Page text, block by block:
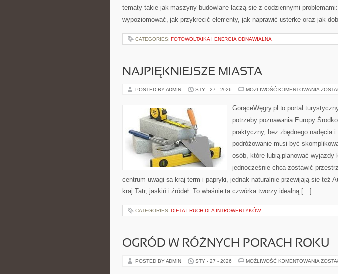
tematy takie jak maszyny budowlane łączą się z codziennymi
wypoziomować, jak przykręcić elementy, jak naprawić usterkę oraz jak
CATEGORIES: FOTOWOLTAIKA I ENERGIA ODNAWIALNA
NAJPIĘKNIEJSZE MIASTA
POSTED BY ADMIN STY - 27 - 2026 MOŻLIWOŚĆ KOMENTOWANIA
GorąceWęgry.pl to portal
potrzeby poznawania Europy
praktyczny, bez zbędnego nadęcia i
podróżowanie musi być
osób, które lubią planować wyjazdy
jednocześnie chcą zostawić
centrum uwagi są kraj term i papryki, jednak naturalnie przewijają się też
kraj Tatr, jaskiń i źródeł. To właśnie ta czwórka tworzy idealną […]
CATEGORIES: DIETA I RUCH DLA INTROWERTYKÓW
OGRÓD W RÓŻNYCH PORACH ROKU
POSTED BY ADMIN STY - 27 - 2026 MOŻLIWOŚĆ KOMENTOWANIA OGRÓD